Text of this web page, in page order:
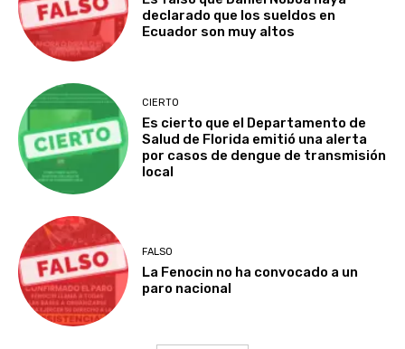
declarado que los sueldos en
Ecuador son muy altos
CIERTO
Es cierto que el Departamento de
Salud de Florida emitió una alerta
por casos de dengue de transmisión
local
FALSO
La Fenocin no ha convocado a un
paro nacional